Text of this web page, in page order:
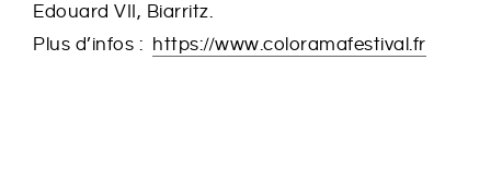
Edouard VII, Biarritz.
Plus d’infos :
https://www.coloramafestival.fr